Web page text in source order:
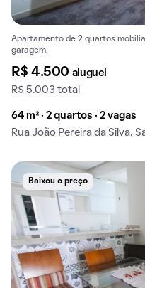
Apartamento de 2 quartos
garagem.
R$ 4.500 aluguel
R$ 5.003 total
64 m² · 2 quartos · 2 vagas
Rua João Pereira da Silva,
Baixou o preço